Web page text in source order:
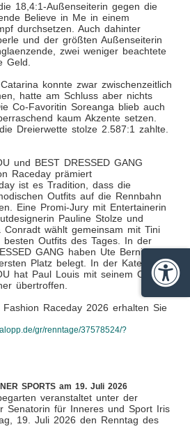
18,4:1-Außenseiterin gegen die
Believe in Me in einem
durchsetzen. Auch dahinter
und der größten Außenseiterin
zwei weniger beachtete
Geld.
konnte zwar zwischenzeitlich
hatte am Schluss aber nichts
Co-Favoritin Soreanga blieb auch
kaum Akzente setzen.
Dreierwette stolze 2.587:1 zahlte.
und BEST DRESSED GANG
Raceday prämiert
ist es Tradition, dass die
Outfits auf die Rennbahn
Eine Promi-Jury mit Entertainerin
Pauline Stolze und
Conradt wählt gemeinsam mit Tini
besten Outfits des Tages. In der
GANG haben Ute Bernier und
Platz belegt. In der Kategorie
hat Paul Louis mit seinem Outfit
übertroffen.
Raceday 2026 erhalten Sie
gr/renntage/37578524/?
SPORTS am 19. Juli 2026
veranstaltet unter der
Senatorin für Inneres und Sport Iris
19. Juli 2026 den Renntag des